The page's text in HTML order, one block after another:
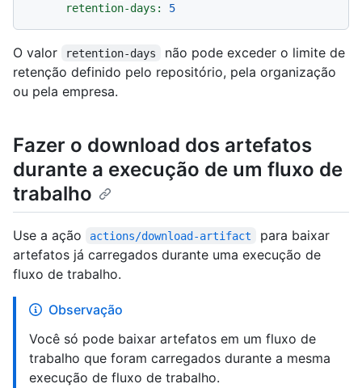
retention-days:
5
O valor retention-days
não pode exceder o limite de
retenção definido pelo repositório, pela organização
ou pela empresa.
Fazer o download dos artefatos
durante a execução de um fluxo de
trabalho
Use a ação actions/download-artifact
para baixar
artefatos já carregados durante uma execução de
fluxo de trabalho.
Observação
Você só pode baixar artefatos em um fluxo de
trabalho que foram carregados durante a mesma
execução de fluxo de trabalho.